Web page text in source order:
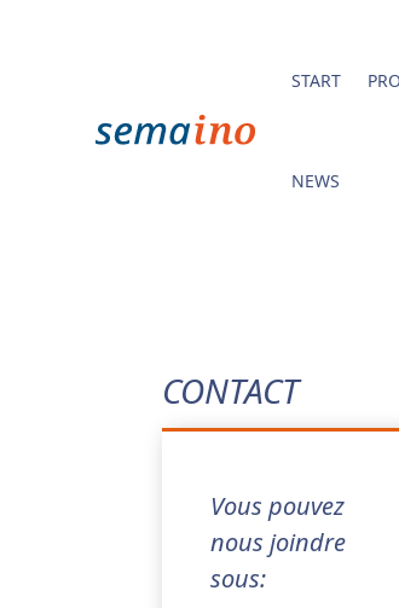
START
NEWS
CONTACT
Vous pouvez
nous joindre
sous: